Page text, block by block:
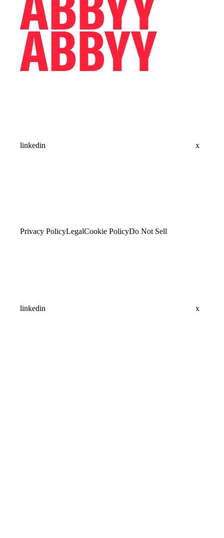
linkedin x
Privacy PolicyLegalCookie PolicyDo Not Sell
linkedin x